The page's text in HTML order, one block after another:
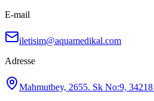
E-mail
iletisim@aquamedikal.com
Adresse
Mahmutbey, 2655. Sk No:9, 34218